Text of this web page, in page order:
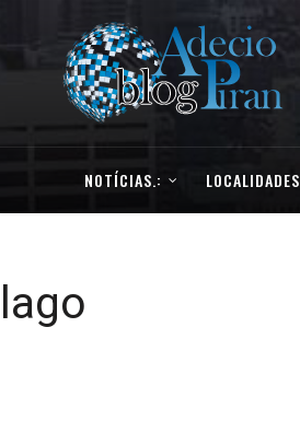
NOTÍCIAS.: LOCALIDADES
lago